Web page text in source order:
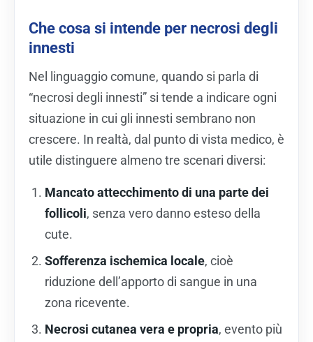
Che cosa si intende per necrosi degli
innesti
Nel linguaggio comune, quando si parla di
“necrosi degli innesti” si tende a indicare ogni
situazione in cui gli innesti sembrano non
crescere. In realtà, dal punto di vista medico, è
utile distinguere almeno tre scenari diversi:
Mancato attecchimento di una parte dei
follicoli, senza vero danno esteso della
cute.
Sofferenza ischemica locale, cioè
riduzione dell’apporto di sangue in una
zona ricevente.
Necrosi cutanea vera e propria, evento più